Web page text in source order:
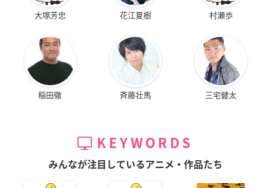
大塚芳忠 花江夏樹 村瀬歩
稲田徹 斉藤壮馬 三宅健太
KEYWORDS
みんなが注目しているアニメ・作品たち